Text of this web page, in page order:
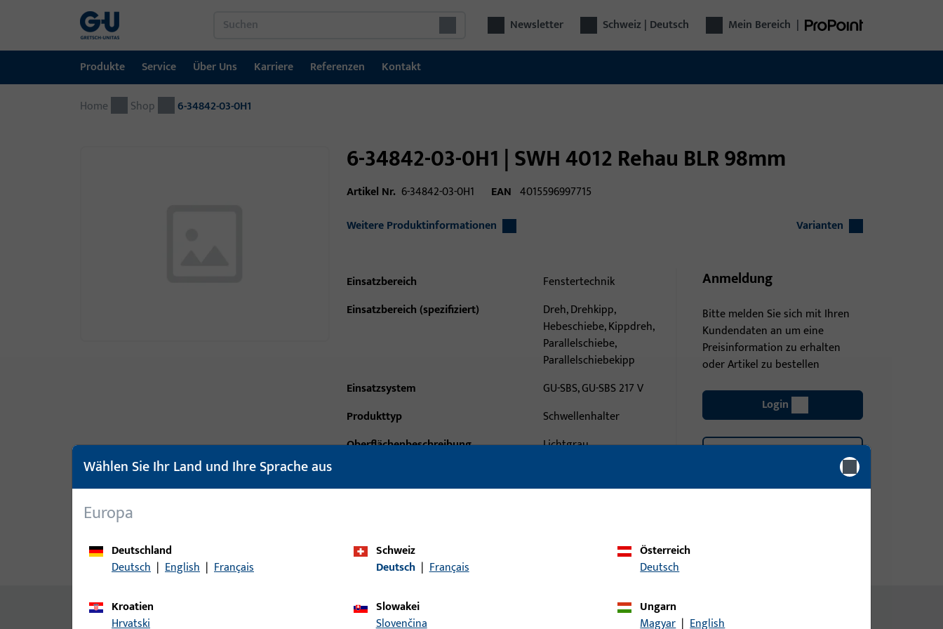
Newsletter Schweiz | Deutsch Mein Bereich |
Produkte
Produkte
Service
Service
Über Uns
Über Uns
Karriere
Karriere
Referenzen
Referenzen
Kontakt
Kontakt
Home Shop 6-34842-03-0H1
6-34842-03-0H1 | SWH 4012 Rehau BLR 98mm
Artikel Nr. 6-34842-03-0H1 EAN 4015596997715
Weitere Produktinformationen
Varianten
Einsatzbereich
Fenstertechnik
Einsatzbereich (spezifiziert)
Dreh, Drehkipp,
Hebeschiebe, Kippdreh,
Parallelschiebe,
Parallelschiebekipp
Einsatzsystem
GU-SBS, GU-SBS 217 V
Produkttyp
Schwellenhalter
Oberflächenbeschreibung
Lichtgrau
Anmeldung
Bitte melden Sie sich mit Ihren
Kundendaten an um eine
Preisinformation zu erhalten
oder Artikel zu bestellen
Login
Produktbeschreibung Technische Daten Downloads
Inhalt
Wählen Sie Ihr Land und Ihre Sprache aus
Europa
Deutschland
Deutsch | English | Français
Schweiz
Deutsch | Français
Österreich
Deutsch
Kroatien
Hrvatski
Slowakei
Slovenčina
Ungarn
Magyar | English